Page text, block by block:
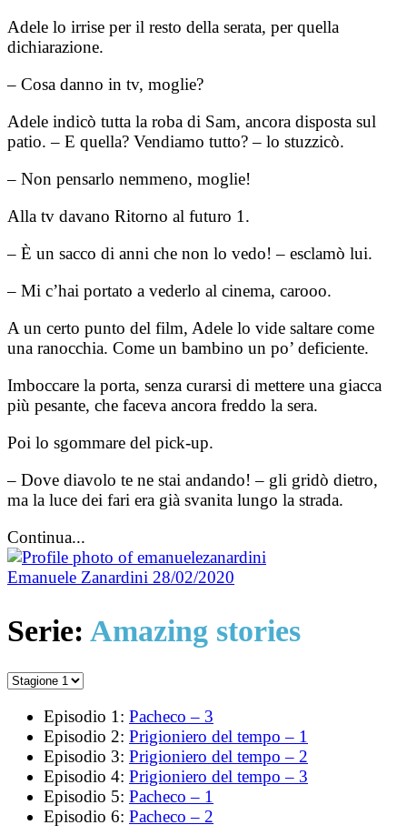
Adele lo irrise per il resto della serata, per quella
dichiarazione.
– Cosa danno in tv, moglie?
Adele indicò tutta la roba di Sam, ancora disposta sul
patio. – E quella? Vendiamo tutto? – lo stuzzicò.
– Non pensarlo nemmeno, moglie!
Alla tv davano Ritorno al futuro 1.
– È un sacco di anni che non lo vedo! – esclamò lui.
– Mi c’hai portato a vederlo al cinema, carooo.
A un certo punto del film, Adele lo vide saltare come
una ranocchia. Come un bambino un po’ deficiente.
Imboccare la porta, senza curarsi di mettere una giacca
più pesante, che faceva ancora freddo la sera.
Poi lo sgommare del pick-up.
– Dove diavolo te ne stai andando! – gli gridò dietro,
ma la luce dei fari era già svanita lungo la strada.
Continua...
Emanuele Zanardini 28/02/2020
Serie: Amazing stories
Episodio 1: Pacheco – 3
Episodio 2: Prigioniero del tempo – 1
Episodio 3: Prigioniero del tempo – 2
Episodio 4: Prigioniero del tempo – 3
Episodio 5: Pacheco – 1
Episodio 6: Pacheco – 2